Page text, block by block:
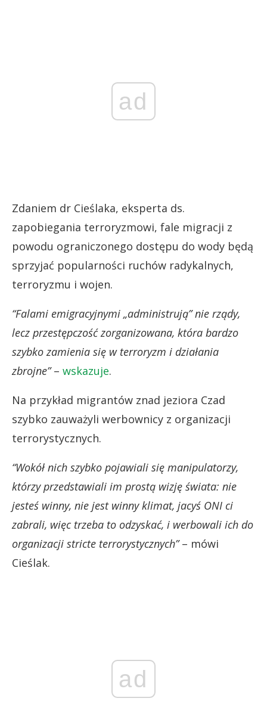
ad
Zdaniem dr Cieślaka, eksperta ds.
zapobiegania terroryzmowi, fale migracji z
powodu ograniczonego dostępu do wody będą
sprzyjać popularności ruchów radykalnych,
terroryzmu i wojen.
“Falami emigracyjnymi „administrują” nie rządy,
lecz przestępczość zorganizowana, która bardzo
szybko zamienia się w terroryzm i działania
zbrojne”– wskazuje.
Na przykład migrantów znad jeziora Czad
szybko zauważyli werbownicy z organizacji
terrorystycznych.
“Wokół nich szybko pojawiali się manipulatorzy,
którzy przedstawiali im prostą wizję świata: nie
jesteś winny, nie jest winny klimat, jacyś ONI ci
zabrali, więc trzeba to odzyskać, i werbowali ich do
organizacji stricte terrorystycznych”– mówi
Cieślak.
ad